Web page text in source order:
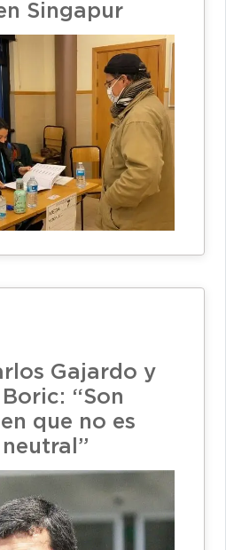
Singapur
Gajardo y
“Son
que no es